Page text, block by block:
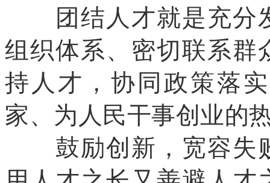
团结人才就是充分
组织体系、密切联系群
持人才，协同政策落
家、为人民干事创业的
鼓励创新，宽容失